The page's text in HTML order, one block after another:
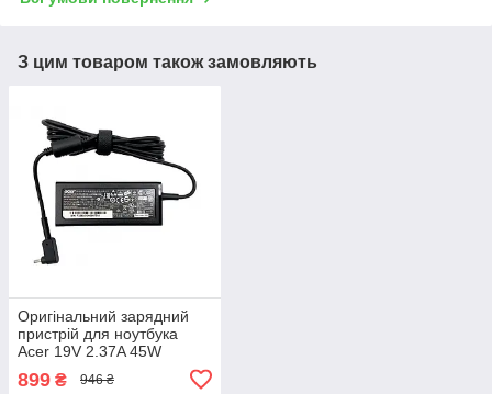
З цим товаром також замовляють
Оригінальний зарядний
пристрій для ноутбука
Acer 19V 2.37A 45W
899 ₴ 946 ₴